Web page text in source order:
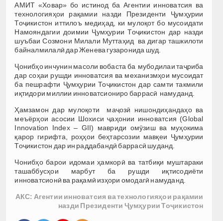
АМИТ «Ховар» бо истинод ба Агентии инноватсия ва
технологияҳои рақамии назди Президенти Ҷумҳурии
Тоҷикистон иттилоъ медиҳад, ки мулоқот бо мусоидати
Намояндагии доимии Ҷумҳурии Тоҷикистон дар назди
шуъбаи Созмони Милали Муттаҳид ва дигар ташкилоти
байналмилалӣ дар Женева гузаронида шуд.
Ҷонибҳо инчунин масоли вобаста ба мубодилаи таҷриба
дар соҳаи рушди инноватсия ва механизмҳои мусоидат
ба пешрафти Ҷумҳурии Тоҷикистон дар самти такмили
иқтидори миллии инноватсиониро баррасӣ намуданд.
Ҳамзамон дар мулоқоти маҷозӣ нишондиҳандаҳо ва
меъёрҳои асосии Шохиси ҷаҳонии инноватсия (Global
Innovation Index – GII) мавриди омӯзиш ва муҳокима
қарор гирифта, роҳҳои беҳтарсозии мавқеи Ҷумҳурии
Тоҷикистон дар ин раддабандӣ баррасӣ шуданд.
Чонибҳо барои идомаи ҳамкорӣ ва татбиқи муштараки
ташаббусҳои марбут ба рушди иқтисодиёти
инноватсионӣ ва рақамӣ изҳори омодагӣ намуданд.
АКС: Агентии инноватсия ва технологияҳои рақамии
назди Президенти Ҷумҳурии Тоҷикистон